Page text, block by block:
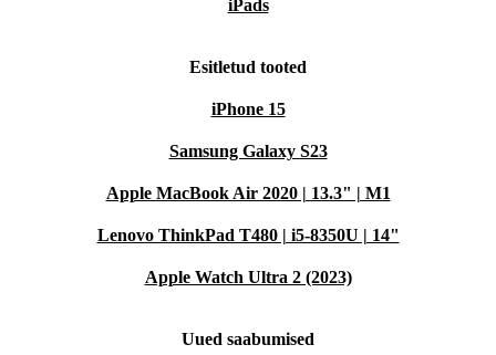
iPads
Esitletud tooted
iPhone 15
Samsung Galaxy S23
Apple MacBook Air 2020 | 13.3" | M1
Lenovo ThinkPad T480 | i5-8350U | 14"
Apple Watch Ultra 2 (2023)
Uued saabumised